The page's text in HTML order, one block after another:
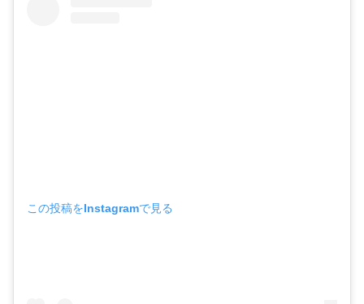
この投稿をInstagramで見る